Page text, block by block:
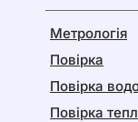
Метрологія
Повірка
Повірка
Повірка